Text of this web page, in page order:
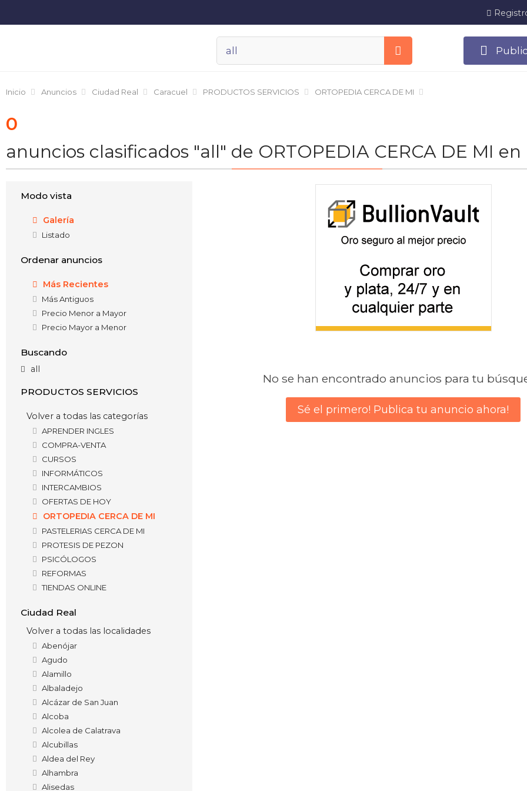
Inicio Anuncios Ciudad Real Caracuel PRODUCTOS SERVICIOS ORTOPEDIA CERCA DE MI
0
anuncios clasificados "all" de ORTOPEDIA CERCA DE MI
Modo vista
Galería
Listado
Ordenar anuncios
Más Recientes
Más Antiguos
Precio Menor a Mayor
Precio Mayor a Menor
Buscando
all
PRODUCTOS SERVICIOS
Volver a todas las categorías
APRENDER INGLES
COMPRA-VENTA
CURSOS
INFORMÁTICOS
INTERCAMBIOS
OFERTAS DE HOY
ORTOPEDIA CERCA DE MI
PASTELERIAS CERCA DE MI
PROTESIS DE PEZON
PSICÓLOGOS
REFORMAS
TIENDAS ONLINE
Ciudad Real
Volver a todas las localidades
Abenójar
Agudo
Alamillo
Albaladejo
Alcázar de San Juan
Alcoba
Alcolea de Calatrava
Alcubillas
Aldea del Rey
Alhambra
Alisedas
No se han encontrado anuncios para tu
Sé el primero! Publica tu anuncio ahora!